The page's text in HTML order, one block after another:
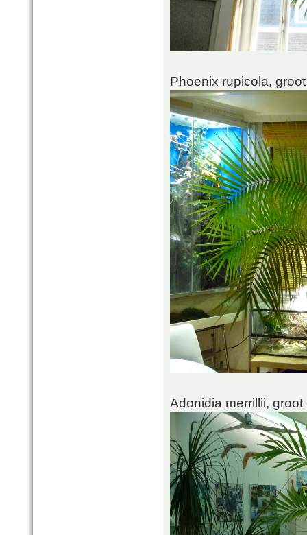
Phoenix rupicola,
Adonidia merrillii,